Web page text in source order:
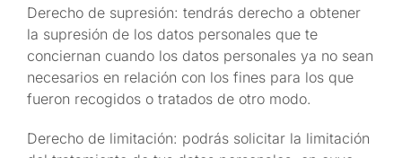
Derecho de supresión: tendrás derecho a obtener
la supresión de los datos personales que te
conciernan cuando los datos personales ya no sean
necesarios en relación con los fines para los que
fueron recogidos o tratados de otro modo.
Derecho de limitación: podrás solicitar la limitación